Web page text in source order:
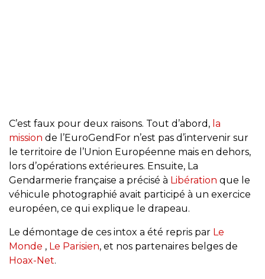
C’est faux pour deux raisons. Tout d’abord, la
mission de l’EuroGendFor n’est pas d’intervenir sur
le territoire de l’Union Européenne mais en dehors,
lors d’opérations extérieures. Ensuite, La
Gendarmerie française a précisé à Libération que le
véhicule photographié avait participé à un exercice
européen, ce qui explique le drapeau.
Le démontage de ces intox a été repris par Le
Monde , Le Parisien, et nos partenaires belges de
Hoax-Net.